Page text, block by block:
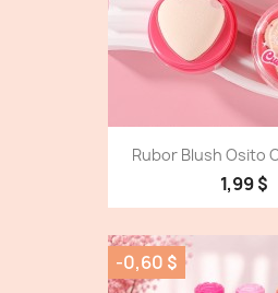
Rubor Blush Osito
1,99 $
-0,60 $